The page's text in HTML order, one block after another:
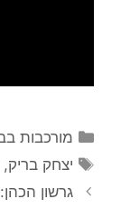
קטגוריות
מורכבות
תגיות
יצחק בריק
גרשון